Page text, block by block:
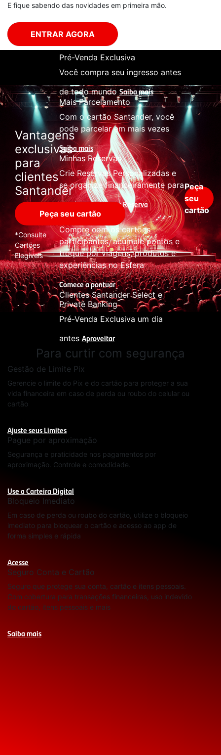
E fique sabendo das novidades em primeira mão.
ENTRAR AGORA
Vantagens
exclusivas
para
clientes
Santander
Peça seu cartão
*Consulte
Cartões
Elegíveis
Pré-Venda Exclusiva
Você compra seu ingresso antes
de todo mundo Saiba mais
Mais Parcelamento
Com o cartão Santander, você
pode parcelar em mais vezes
Saiba mais
Minhas Reservas
Crie Reservas Personalizadas e
se organize financeiramente para
os shows Crie sua Reserva
Acumule Pontos
Compre com os cartões
participantes, acumule pontos e
troque por viagens, produtos e
experiências no Esfera
Comece a pontuar
Clientes Santander Select e
Private Banking
Pré-Venda Exclusiva um dia
antes Aproveitar
Peça
seu
cartão
Para curtir com segurança
Gestão de Limite Pix
Gerencie o limite do Pix e do cartão para proteger a sua
vida financeira em caso de perda ou roubo do celular ou
cartão
Ajuste seus Limites
Pague por aproximação
Segurança e praticidade nos pagamentos por
aproximação. Controle e comodidade.
Use a Carteira Digital
Bloqueio Imediato
Em caso de perda ou roubo do cartão, utilize o bloqueio
imediato para bloquear o cartão e acesso ao app de
forma simples e rápida
Acesse
Seguro Conta e Cartão
Seguro que protege sua conta, cartão e itens pessoais.
Com cobertura para transações financeiras, uso indevido
do cartão, itens pessoais e mais
Saiba mais